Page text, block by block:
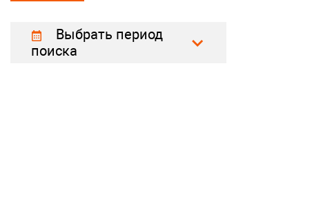
Выбрать период
поиска